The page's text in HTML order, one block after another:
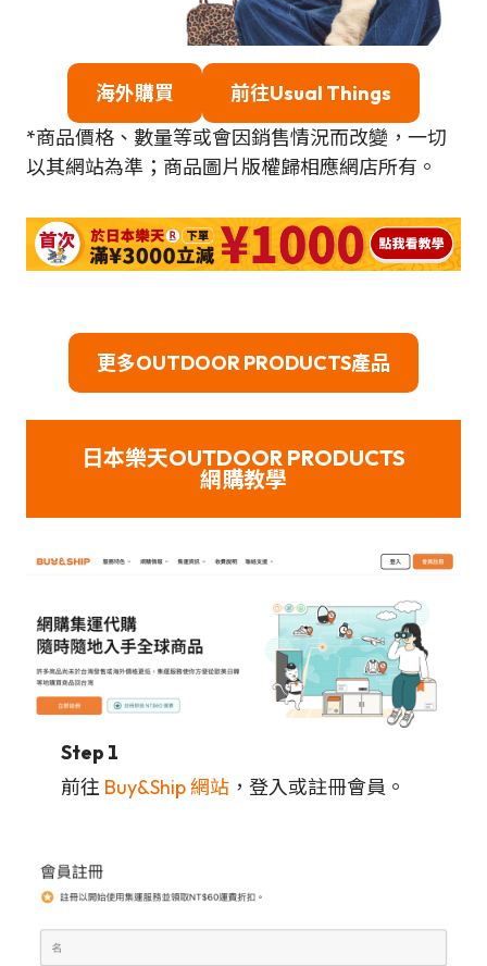
海外購買
前往Usual Things
*商品價格、數量等或會因銷售情況而改變，一切
以其網站為準；商品圖片版權歸相應網店所有。
更多OUTDOOR PRODUCTS產品
日本樂天OUTDOOR PRODUCTS
網購教學
Step 1
前往 Buy&Ship 網站 ，登入或註冊會員。